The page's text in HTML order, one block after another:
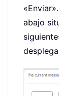
abajo